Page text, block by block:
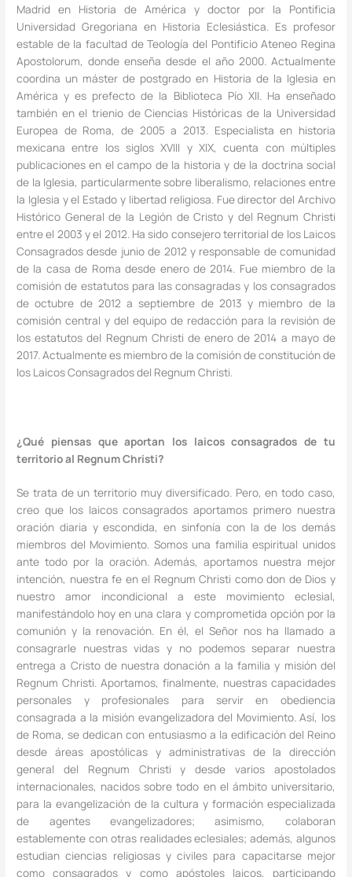
Madrid en Historia de América y doctor por la Pontificia
Universidad Gregoriana en Historia Eclesiástica. Es profesor
estable de la facultad de Teología del Pontificio Ateneo Regina
Apostolorum, donde enseña desde el año 2000. Actualmente
coordina un máster de postgrado en Historia de la Iglesia en
América y es prefecto de la Biblioteca Pío XII. Ha enseñado
también en el trienio de Ciencias Históricas de la Universidad
Europea de Roma, de 2005 a 2013. Especialista en historia
mexicana entre los siglos XVIII y XIX, cuenta con múltiples
publicaciones en el campo de la historia y de la doctrina social
de la Iglesia, particularmente sobre liberalismo, relaciones entre
la Iglesia y el Estado y libertad religiosa. Fue director del Archivo
Histórico General de la Legión de Cristo y del Regnum Christi
entre el 2003 y el 2012. Ha sido consejero territorial de los Laicos
Consagrados desde junio de 2012 y responsable de comunidad
de la casa de Roma desde enero de 2014. Fue miembro de la
comisión de estatutos para las consagradas y los consagrados
de octubre de 2012 a septiembre de 2013 y miembro de la
comisión central y del equipo de redacción para la revisión de
los estatutos del Regnum Christi de enero de 2014 a mayo de
2017. Actualmente es miembro de la comisión de constitución de
los Laicos Consagrados del Regnum Christi.
¿Qué piensas que aportan los laicos consagrados de tu
territorio al Regnum Christi?
Se trata de un territorio muy diversificado. Pero, en todo caso,
creo que los laicos consagrados aportamos primero nuestra
oración diaria y escondida, en sinfonía con la de los demás
miembros del Movimiento. Somos una familia espiritual unidos
ante todo por la oración. Además, aportamos nuestra mejor
intención, nuestra fe en el Regnum Christi como don de Dios y
nuestro amor incondicional a este movimiento eclesial,
manifestándolo hoy en una clara y comprometida opción por la
comunión y la renovación. En él, el Señor nos ha llamado a
consagrarle nuestras vidas y no podemos separar nuestra
entrega a Cristo de nuestra donación a la familia y misión del
Regnum Christi. Aportamos, finalmente, nuestras capacidades
personales y profesionales para servir en obediencia
consagrada a la misión evangelizadora del Movimiento. Así, los
de Roma, se dedican con entusiasmo a la edificación del Reino
desde áreas apostólicas y administrativas de la dirección
general del Regnum Christi y desde varios apostolados
internacionales, nacidos sobre todo en el ámbito universitario,
para la evangelización de la cultura y formación especializada
de agentes evangelizadores; asimismo, colaboran
establemente con otras realidades eclesiales; además, algunos
estudian ciencias religiosas y civiles para capacitarse mejor
como consagrados y como apóstoles laicos, participando